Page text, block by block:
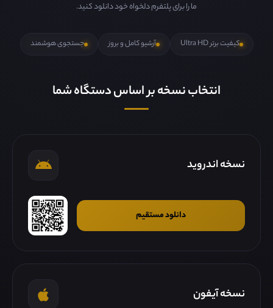
ما را برای پلتفرم دلخواه خود دانلود کنید.
کیفیت برتر Ultra HD آرشیو کامل و بروز جستجوی هوشمند
انتخاب نسخه بر اساس دستگاه شما
نسخه اندروید
دانلود مستقیم
نسخه آیفون